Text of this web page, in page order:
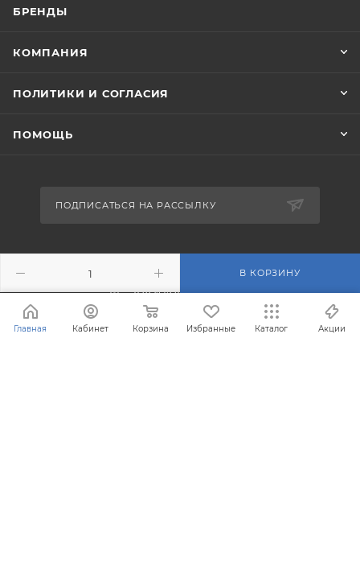
В КОРЗИНУ
БРЕНДЫ
КОМПАНИЯ
ПОЛИТИКИ И СОГЛАСИЯ
ПОМОЩЬ
ПОДПИСАТЬСЯ НА РАССЫЛКУ
info@filterosmos.ru
Главная Кабинет Корзина Избранные Каталог Акции